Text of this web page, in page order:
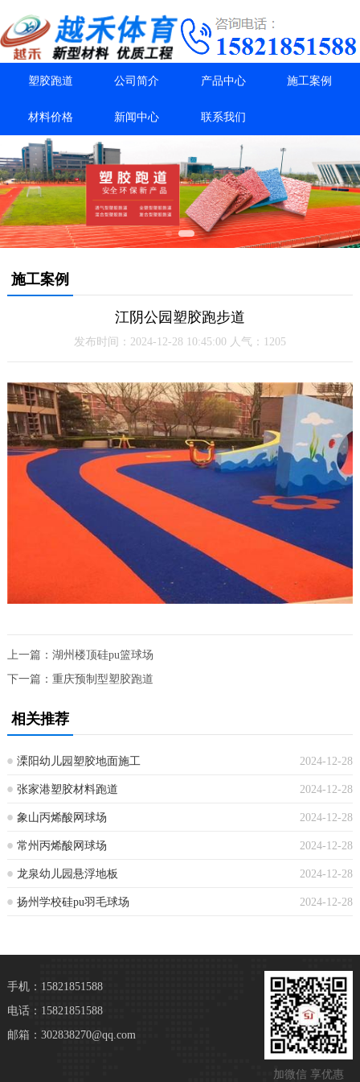
塑胶跑道 公司简介 产品中心 施工案例
材料价格 新闻中心 联系我们
施工案例
江阴公园塑胶跑步道
发布时间：2024-12-28 10:45:00 人气：1205
上一篇： 湖州楼顶硅pu篮球场
下一篇： 重庆预制型塑胶跑道
相关推荐
2024-12-28
溧阳幼儿园塑胶地面施工
2024-12-28
张家港塑胶材料跑道
2024-12-28
象山丙烯酸网球场
2024-12-28
常州丙烯酸网球场
2024-12-28
龙泉幼儿园悬浮地板
2024-12-28
扬州学校硅pu羽毛球场
加微信 享优惠
手机：15821851588
电话：15821851588
邮箱：302838270@qq.com